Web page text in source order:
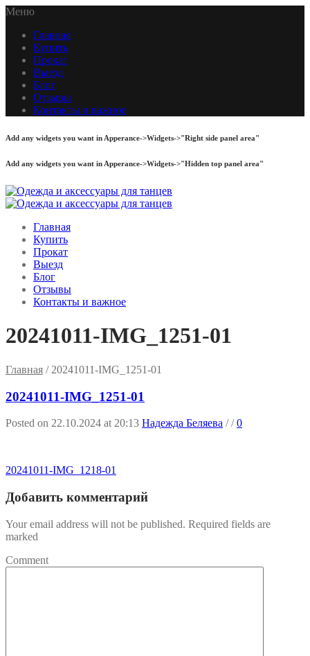
Меню
Главная
Купить
Прокат
Выезд
Блог
Отзывы
Контакты и важное
Add any widgets you want in Apperance->Widgets->"Right side panel area"
Add any widgets you want in Apperance->Widgets->"Hidden top panel area"
Главная
Купить
Прокат
Выезд
Блог
Отзывы
Контакты и важное
20241011-IMG_1251-01
Главная / 20241011-IMG_1251-01
20241011-IMG_1251-01
Posted on 22.10.2024 at 20:13 Надежда Беляева //0
20241011-IMG_1218-01
Добавить комментарий
Your email address will not be published. Required fields are
marked
Comment